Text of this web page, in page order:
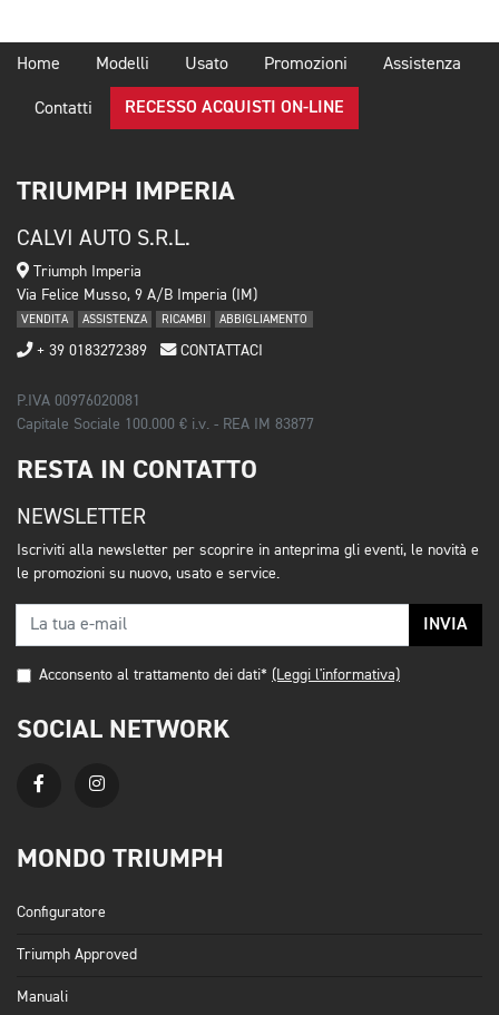
Home Modelli Usato Promozioni Assistenza
Contatti RECESSO ACQUISTI ON-LINE
TRIUMPH IMPERIA
CALVI AUTO S.R.L.
Triumph Imperia
Via Felice Musso, 9 A/B Imperia (IM)
VENDITA ASSISTENZA RICAMBI ABBIGLIAMENTO
+ 39 0183272389 CONTATTACI
P.IVA 00976020081
Capitale Sociale 100.000 € i.v. - REA IM 83877
RESTA IN CONTATTO
NEWSLETTER
Iscriviti alla newsletter per scoprire in anteprima gli eventi, le novità e
le promozioni su nuovo, usato e service.
INVIA
Acconsento al trattamento dei dati* (Leggi l'informativa)
SOCIAL NETWORK
MONDO TRIUMPH
Configuratore
Triumph Approved
Manuali